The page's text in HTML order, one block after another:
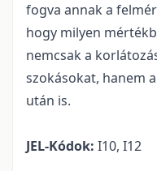
fogva annak a
hogy milyen
nemcsak a
szokásokat, hanem
után is.
JEL-Kódok: I10, I12